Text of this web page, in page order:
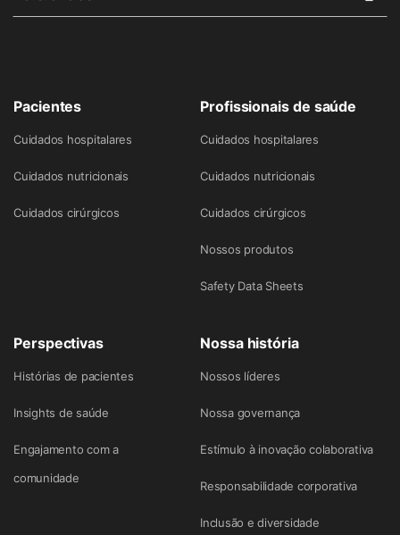
Pacientes
Cuidados hospitalares
Cuidados nutricionais
Cuidados cirúrgicos
Profissionais de saúde
Cuidados hospitalares
Cuidados nutricionais
Cuidados cirúrgicos
Nossos produtos
Safety Data Sheets
Perspectivas
Histórias de pacientes
Insights de saúde
Engajamento com a
comunidade
Nossa história
Nossos líderes
Nossa governança
Estímulo à inovação colaborativa
Responsabilidade corporativa
Inclusão e diversidade